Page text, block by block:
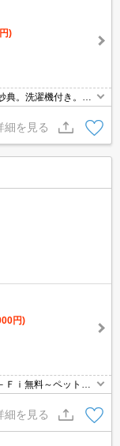
)
。洗濯機付き。エ
り10％ＯＦＦ。退去
細を見る
円)
ｉ無料～ペット飼
細を見る